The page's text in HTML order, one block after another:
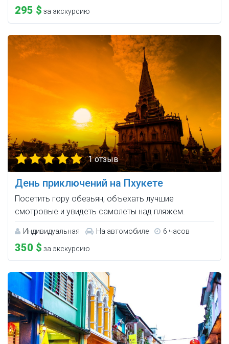
295 $ за экскурсию
1 отзыв
День приключений на Пхукете
Посетить гору обезьян, объехать лучшие
смотровые и увидеть самолеты над пляжем.
Индивидуальная На автомобиле 6 часов
350 $ за экскурсию